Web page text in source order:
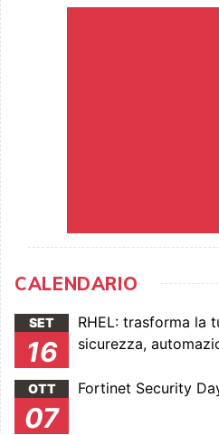
CALENDARIO
SET
16
RHEL: trasforma la
sicurezza,
OTT
07
Fortinet Security